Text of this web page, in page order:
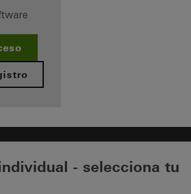
- selecciona tu